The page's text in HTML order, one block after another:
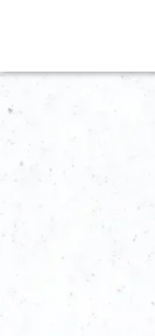
Contacto
Demo